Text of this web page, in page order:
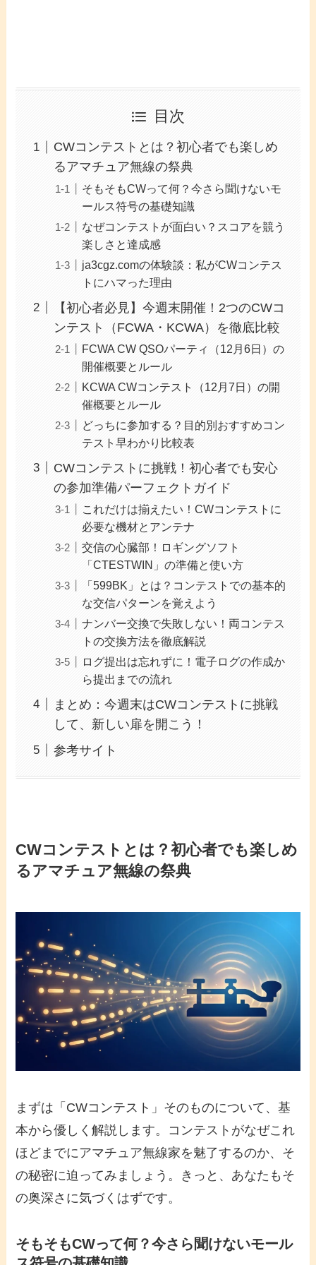
目次
CWコンテストとは？初心者でも楽しめ
るアマチュア無線の祭典
そもそもCWって何？今さら聞けないモ
ールス符号の基礎知識
なぜコンテストが面白い？スコアを競う
楽しさと達成感
ja3cgz.comの体験談：私がCWコンテス
トにハマった理由
【初心者必見】今週末開催！2つのCWコ
ンテスト（FCWA・KCWA）を徹底比較
FCWA CW QSOパーティ（12月6日）の
開催概要とルール
KCWA CWコンテスト（12月7日）の開
催概要とルール
どっちに参加する？目的別おすすめコン
テスト早わかり比較表
CWコンテストに挑戦！初心者でも安心
の参加準備パーフェクトガイド
これだけは揃えたい！CWコンテストに
必要な機材とアンテナ
交信の心臓部！ロギングソフト
「CTESTWIN」の準備と使い方
「599BK」とは？コンテストでの基本的
な交信パターンを覚えよう
ナンバー交換で失敗しない！両コンテス
トの交換方法を徹底解説
ログ提出は忘れずに！電子ログの作成か
ら提出までの流れ
まとめ：今週末はCWコンテストに挑戦
して、新しい扉を開こう！
参考サイト
CWコンテストとは？初心者でも楽しめ
るアマチュア無線の祭典
まずは「 CWコンテスト 」そのものについて、基
本から優しく解説します。コンテストがなぜこれ
ほどまでにアマチュア無線家を魅了するのか、そ
の秘密に迫ってみましょう。きっと、あなたもそ
の奥深さに気づくはずです。
そもそもCWって何？今さら聞けないモール